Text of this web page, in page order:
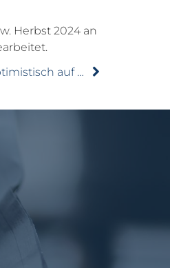
Herbst 2024 an
Umfrage: Makler blicken optimistisch auf das Jahr 2024